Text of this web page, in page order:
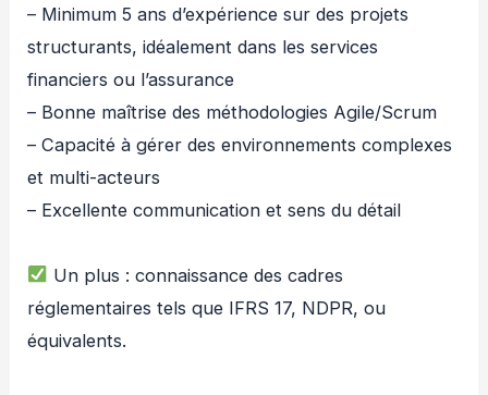
– Minimum 5 ans d’expérience sur des projets
structurants, idéalement dans les services
financiers ou l’assurance
– Bonne maîtrise des méthodologies Agile/Scrum
– Capacité à gérer des environnements complexes
et multi-acteurs
– Excellente communication et sens du détail
Un plus : connaissance des cadres
réglementaires tels que IFRS 17, NDPR, ou
équivalents.